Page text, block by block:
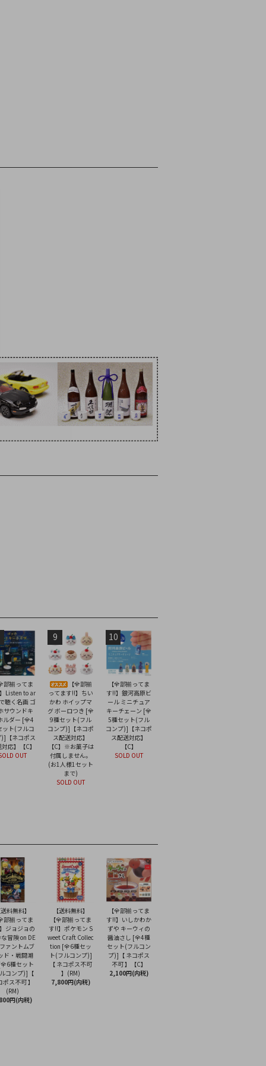
部揃ってま
Listen to ar
聴く名画 ゴ
サウンドキ
ルダー [全4
ット(フルコ
)]【ネコポス
応】【C】
OUT
9
【全部揃
ってます!!】ちい
かわ ホイップマ
グ ボーロつき [全
9種セット(フル
コンプ)]【ネコポ
ス配送対応】
【C】※お菓子は
付属しません。
(お1人様1セット
まで)
SOLD OUT
10
【全部揃ってま
す!!】銀河高原ビ
ール ミニチュア
キーチェーン [全
5種セット(フル
コンプ)]【ネコポ
ス配送対応】
【C】
SOLD OUT
送料無料】
部揃ってま
ジョジョの
冒険 on DE
ァントムブ
ド・戦闘潮
6種セット
コンプ)]【
ポス不可 】
(RM)
円(内税)
【送料無料】
【全部揃ってま
す!!】ポケモン S
weet Craft Collec
tion [全6種セッ
ト(フルコンプ)]
【 ネコポス不可
】(RM)
7,800円(内税)
【全部揃ってま
す!!】いしかわか
ずや キーウィの
醤油さし [全4種
セット(フルコン
プ)]【 ネコポス
不可 】【C】
2,100円(内税)